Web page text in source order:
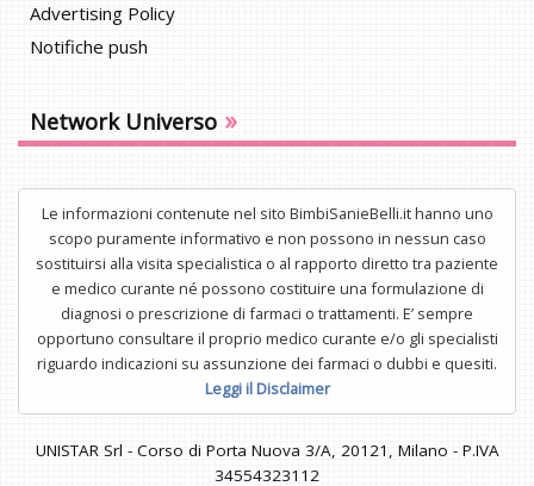
Advertising Policy
Notifiche push
Network Universo »
Le informazioni contenute nel sito BimbiSanieBelli.it hanno uno
scopo puramente informativo e non possono in nessun caso
sostituirsi alla visita specialistica o al rapporto diretto tra paziente
e medico curante né possono costituire una formulazione di
diagnosi o prescrizione di farmaci o trattamenti. E’ sempre
opportuno consultare il proprio medico curante e/o gli specialisti
riguardo indicazioni su assunzione dei farmaci o dubbi e quesiti.
Leggi il Disclaimer
UNISTAR Srl - Corso di Porta Nuova 3/A, 20121, Milano - P.IVA
34554323112